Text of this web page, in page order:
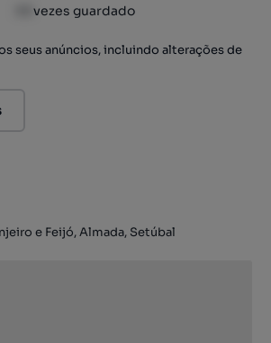
vezes guardado
seus anúncios, incluindo alterações de
e Feijó, Almada, Setúbal